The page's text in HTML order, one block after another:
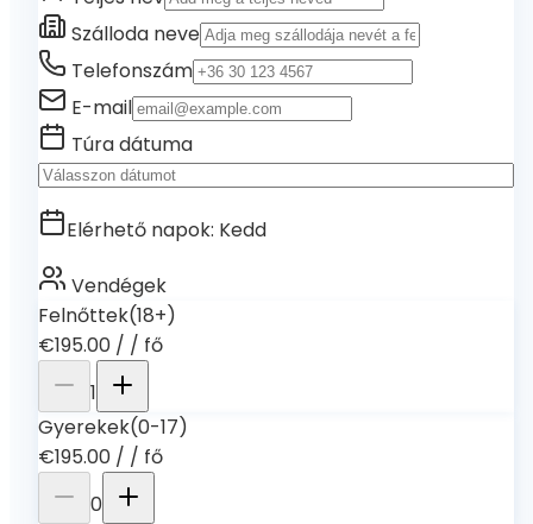
Szálloda neve
Telefonszám
E-mail
Túra dátuma
Elérhető napok: Kedd
Vendégek
Felnőttek(18+)
€195.00 / / fő
1
Gyerekek(0-17)
€195.00 / / fő
0